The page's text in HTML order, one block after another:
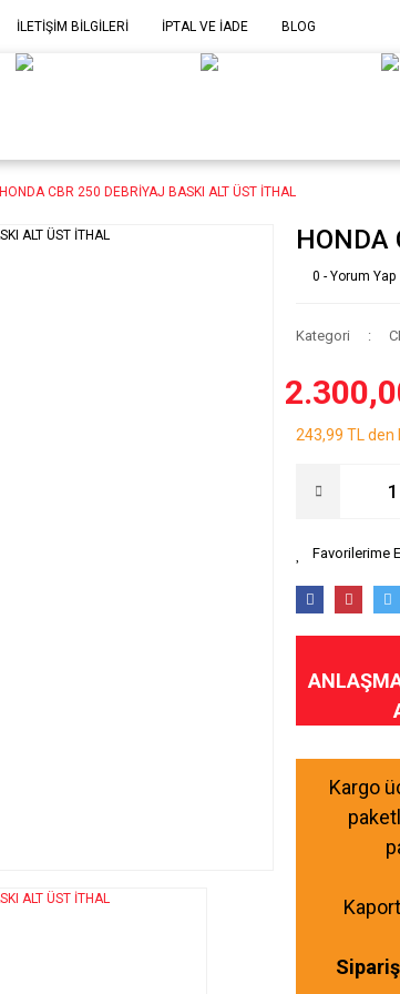
İLETİŞİM BİLGİLERİ İPTAL VE İADE BLOG
HONDA CBR 250 DEBRİYAJ BASKI ALT ÜST İTHAL
HONDA
0 - Yorum Yap
Kategori
243,99 TL
Kargo